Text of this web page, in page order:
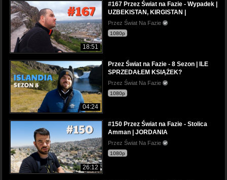
18:51
#167 Przez Świat na Fazie - Wypadek |
UZBEKISTAN, KIRGISTAN |
Przez Świat Na Fazie
1080p
04:24
Przez Świat na Fazie - 8 Sezon | ILE
SPRZEDAŁEM KSIĄŻEK?
Przez Świat Na Fazie
1080p
26:12
#150 Przez Świat na Fazie - Stolica
Amman | JORDANIA
Przez Świat Na Fazie
1080p